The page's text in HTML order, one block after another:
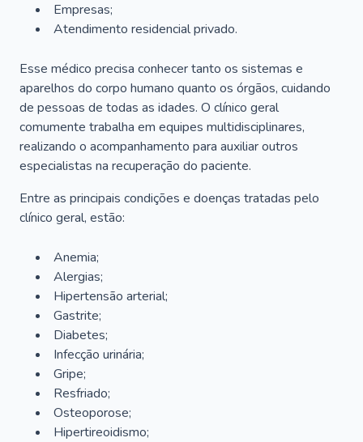
Empresas;
Atendimento residencial privado.
Esse médico precisa conhecer tanto os sistemas e
aparelhos do corpo humano quanto os órgãos, cuidando
de pessoas de todas as idades. O clínico geral
comumente trabalha em equipes multidisciplinares,
realizando o acompanhamento para auxiliar outros
especialistas na recuperação do paciente.
Entre as principais condições e doenças tratadas pelo
clínico geral, estão:
Anemia;
Alergias;
Hipertensão arterial;
Gastrite;
Diabetes;
Infecção urinária;
Gripe;
Resfriado;
Osteoporose;
Hipertireoidismo;